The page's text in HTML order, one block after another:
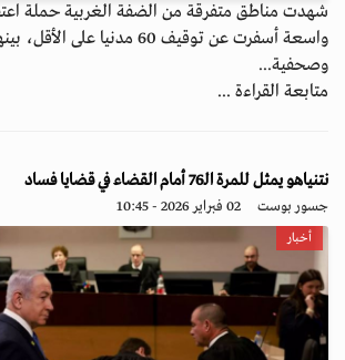
شهدت مناطق متفرقة من الضفة الغربية حملة
واسعة أسفرت عن توقيف 60 مدنيا على
وصحفية...
متابعة القراءة ...
نتنياهو يمثل للمرة الـ76 أمام القضاء في قضايا فساد
جسور بوست 02 فبراير 2026 - 10:45
أخبار